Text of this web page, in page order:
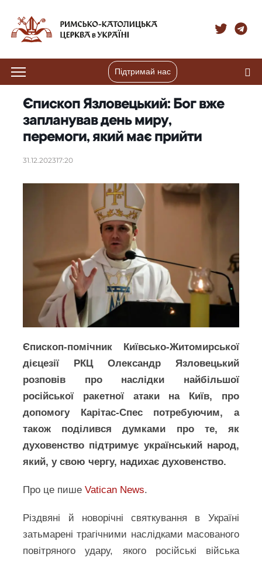
Підтримай нас
Єпископ Язловецький: Бог вже
запланував день миру,
перемоги, який має прийти
31.12.202317:20
Єпископ-помічник Київсько-Житомирської
дієцезії РКЦ Олександр Язловецький
розповів про наслідки найбільшої
російської ракетної атаки на Київ, про
допомогу Карітас-Спес потребуючим, а
також поділився думками про те, як
духовенство підтримує український народ,
який, у свою чергу, надихає духовенство.
Про це пишеVatican News.
Різдвяні й новорічні святкування в Україні
затьмарені трагічними наслідками масованого
повітряного удару, якого російські війська